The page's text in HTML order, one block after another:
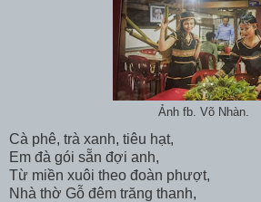
Ảnh fb. Võ Nhàn.
Cà phê, trà xanh, tiêu hạt,
Em đà gói sẵn đợi anh,
Từ miền xuôi theo đoàn phượt,
Nhà thờ Gỗ đêm trăng thanh,